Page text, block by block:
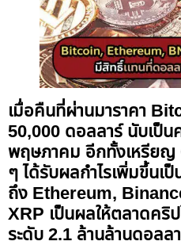
เมื่อคืนที่ผ่านมาราคา
50,000 ดอลลาร์ นับเป็
พฤษภาคม อีกทั้งเหรีย
ๆ ได้รับผลกำไรเพิ่มขึ้นเ
ถึง Ethereum,
XRP เป็นผลให้ตลาดคริ
ระดับ 2.1 ล้านล้านดอลล